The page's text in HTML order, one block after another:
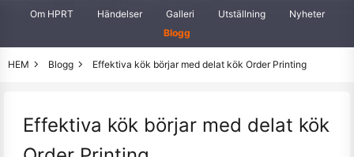
Om HPRT Händelser Galleri Utställning
Nyheter
Blogg
HEM Blogg Effektiva kök börjar med delat kök Order Printing
Effektiva kök börjar med delat kök